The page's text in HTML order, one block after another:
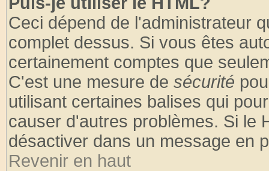
Ceci dépend de l'administrateur
complet dessus. Si vous êtes
certainement comptes que
C'est une mesure de sécurité
utilisant certaines balises qui
causer d'autres problèmes. Si le
désactiver dans un message en
Revenir en haut